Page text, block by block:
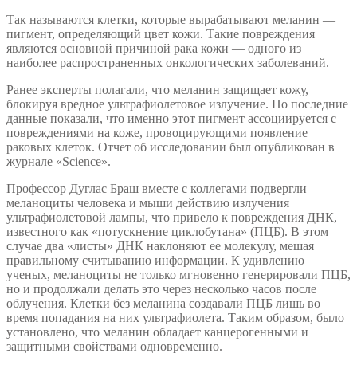
Так называются клетки, которые вырабатывают меланин —
пигмент, определяющий цвет кожи. Такие повреждения
являются основной причиной рака кожи — одного из
наиболее распространенных онкологических заболеваний.
Ранее эксперты полагали, что меланин защищает кожу,
блокируя вредное ультрафиолетовое излучение. Но последние
данные показали, что именно этот пигмент ассоциируется с
повреждениями на коже, провоцирующими появление
раковых клеток. Отчет об исследовании был опубликован в
журнале «Science».
Профессор Дуглас Браш вместе с коллегами подвергли
меланоциты человека и мыши действию излучения
ультрафиолетовой лампы, что привело к повреждения ДНК,
известного как «потускнение циклобутана» (ПЦБ). В этом
случае два «листы» ДНК наклоняют ее молекулу, мешая
правильному считыванию информации. К удивлению
ученых, меланоциты не только мгновенно генерировали ПЦБ,
но и продолжали делать это через несколько часов после
облучения. Клетки без меланина создавали ПЦБ лишь во
время попадания на них ультрафиолета. Таким образом, было
установлено, что меланин обладает канцерогенными и
защитными свойствами одновременно.